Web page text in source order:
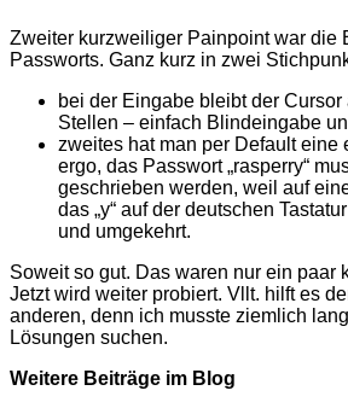
Zweiter kurzweiliger Painpoint war die
Passworts. Ganz kurz in zwei
bei der Eingabe bleibt der
Stellen – einfach Blindeingabe
zweites hat man per Default eine
ergo, das Passwort „rasperry“
geschrieben werden, weil auf
das „y“ auf der deutschen
und umgekehrt.
Soweit so gut. Das waren nur ein paar
Jetzt wird weiter probiert. Vllt. hilft es
anderen, denn ich musste ziemlich
Lösungen suchen.
Weitere Beiträge im Blog